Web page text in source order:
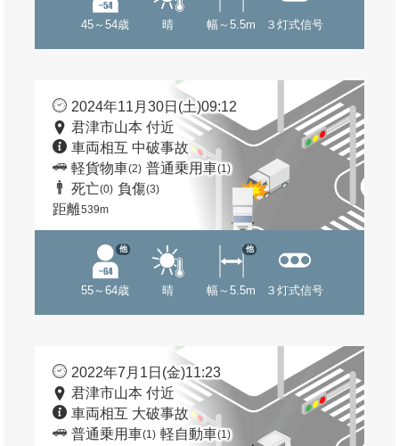
45～54歳 晴 幅～5.5m ３灯式信号
2024年11月30日(土)09:12
君津市山本 付近
車両相互 中破事故
軽貨物車(2) 普通乗用車(1)
死亡(0) 負傷(3)
距離539m
55～64歳
他
晴 幅～5.5m
他
３灯式信号
2022年7月1日(金)11:23
君津市山本 付近
車両相互 大破事故
普通乗用車(1) 軽自動車(1)